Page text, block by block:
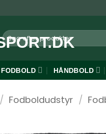
Søg
efter:
FODBOLD HÅNDBOLD
/ Fodboldudstyr /